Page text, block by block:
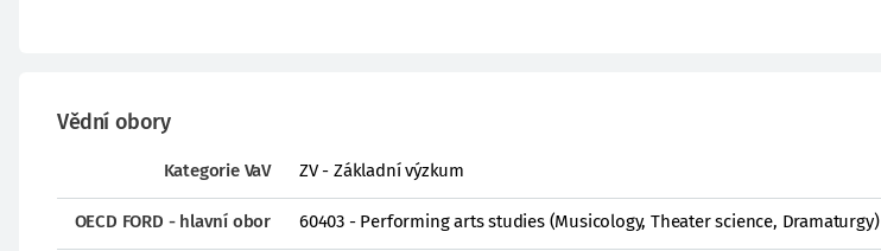
Vědní obory
Kategorie VaV ZV - Základní výzkum
OECD FORD - hlavní obor 60403 - Performing arts studies (Musicology, Theater science, Dramaturgy)